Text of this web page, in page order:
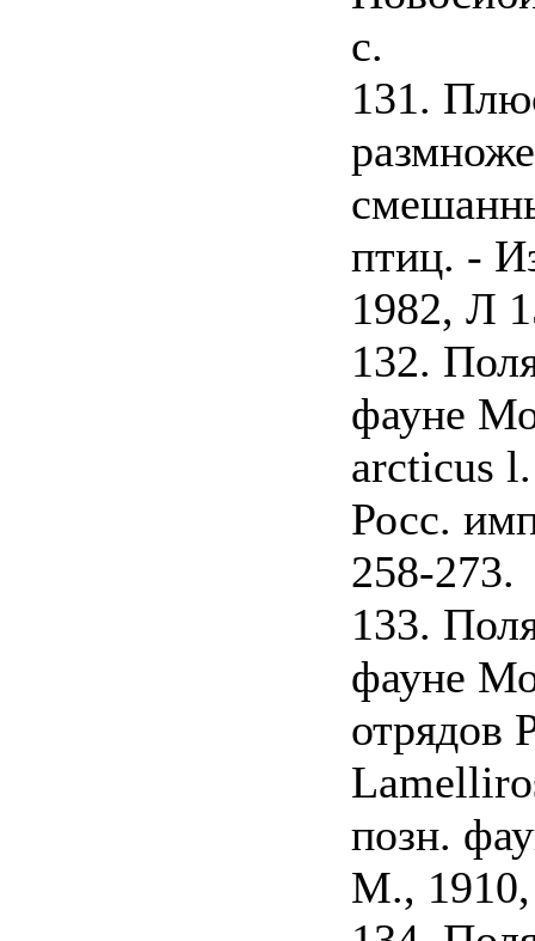
с.
131.
птиц. -
1982, Л
132.
фауне
arcticus
Росс.
258-273.
133.
фауне
отрядов
позн.
М.,